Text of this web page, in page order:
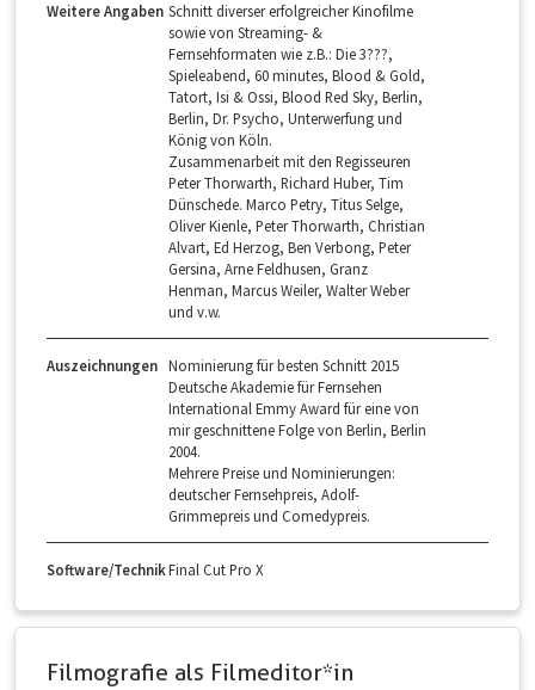
Weitere Angaben Schnitt diverser erfolgreicher Kinofilme
sowie von Streaming- &
Fernsehformaten wie z.B.: Die 3???,
Spieleabend, 60 minutes, Blood & Gold,
Tatort, Isi & Ossi, Blood Red Sky, Berlin,
Berlin, Dr. Psycho, Unterwerfung und
König von Köln.
Zusammenarbeit mit den Regisseuren
Peter Thorwarth, Richard Huber, Tim
Dünschede. Marco Petry, Titus Selge,
Oliver Kienle, Peter Thorwarth, Christian
Alvart, Ed Herzog, Ben Verbong, Peter
Gersina, Arne Feldhusen, Granz
Henman, Marcus Weiler, Walter Weber
und v.w.
Auszeichnungen Nominierung für besten Schnitt 2015
Deutsche Akademie für Fernsehen
International Emmy Award für eine von
mir geschnittene Folge von Berlin, Berlin
2004.
Mehrere Preise und Nominierungen:
deutscher Fernsehpreis, Adolf-
Grimmepreis und Comedypreis.
Software/TechnikFinal Cut Pro X
Filmografie als Filmeditor*in